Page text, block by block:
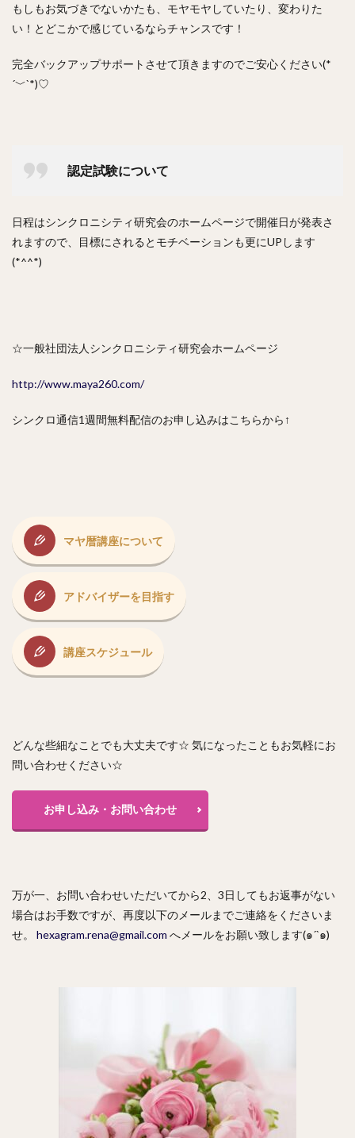
もしもお気づきでないかたも、モヤモヤしていたり、変わりた
い！とどこかで感じているならチャンスです！
完全バックアップサポートさせて頂きますのでご安心ください(*
´﹀`*)♡
認定試験について
日程はシンクロニシティ研究会のホームページで開催日が発表さ
れますので、目標にされるとモチベーションも更にUPします
(*^^*)
☆一般社団法人シンクロニシティ研究会ホームページ
http://www.maya260.com/
シンクロ通信1週間無料配信のお申し込みはこちらから↑
マヤ暦講座について
アドバイザーを目指す
講座スケジュール
どんな些細なことでも大丈夫です☆ 気になったこともお気軽にお
問い合わせください☆
お申し込み・お問い合わせ
万が一、お問い合わせいただいてから2、3日してもお返事がない
場合はお手数ですが、再度以下のメールまでご連絡をくださいま
せ。 hexagram.rena@gmail.com へメールをお願い致します(๑´`๑)